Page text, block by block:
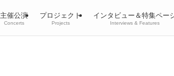
主催公演
Concerts
プロジェクト
Projects
インタビュー＆特集ペー
Interviews & Features